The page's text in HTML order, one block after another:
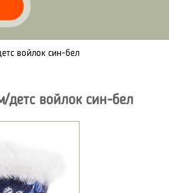
войлок син-бел
войлок син-бел